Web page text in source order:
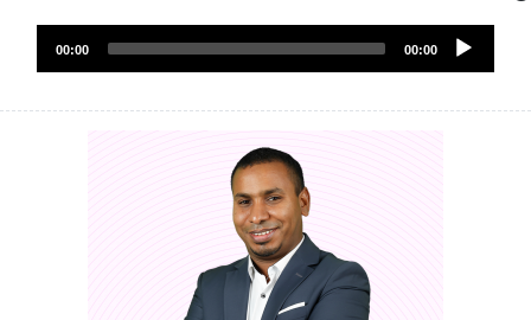
Audio
Player
00:00
00:00